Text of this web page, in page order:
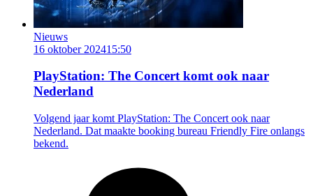
Nieuws
16 oktober 202415:50
PlayStation: The Concert komt ook naar
Nederland
Volgend jaar komt PlayStation: The Concert ook naar
Nederland. Dat maakte booking bureau Friendly Fire onlangs
bekend.